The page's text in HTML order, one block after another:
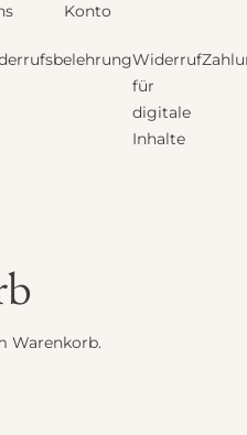
Konto
Widerruf
für
digitale
Inhalte
Warenkorb.